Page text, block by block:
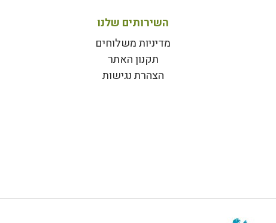
השירותים שלנו
מדיניות משלוחים
תקנון האתר
הצהרת נגישות